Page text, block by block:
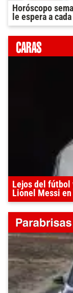
Horóscopo
le espera a
Lejos del fútbol
Lionel Messi